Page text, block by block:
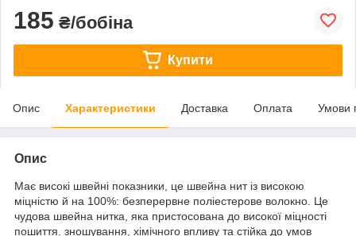
185 ₴/бобіна
Купити
Опис Характеристики Доставка Оплата Умови
Опис
Має високі швейні показники, це швейна нит із високою
міцністю й на 100%: безперервне поліестерове волокно. Це
чудова швейна нитка, яка пристосована до високої міцності
пошиття. зношування, хімічного впливу та стійка до умов